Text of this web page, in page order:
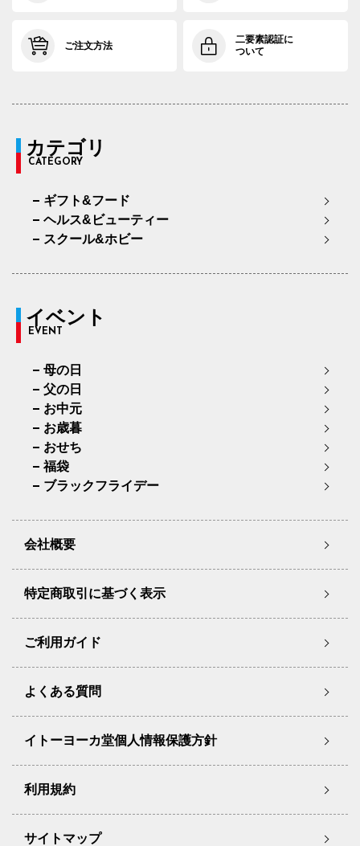
ご注文方法
二要素認証に
ついて
カテゴリ
CATEGORY
ギフト&フード
ヘルス&ビューティー
スクール&ホビー
イベント
EVENT
母の日
父の日
お中元
お歳暮
おせち
福袋
ブラックフライデー
会社概要
特定商取引に基づく表示
ご利用ガイド
よくある質問
イトーヨーカ堂個人情報保護方針
利用規約
サイトマップ